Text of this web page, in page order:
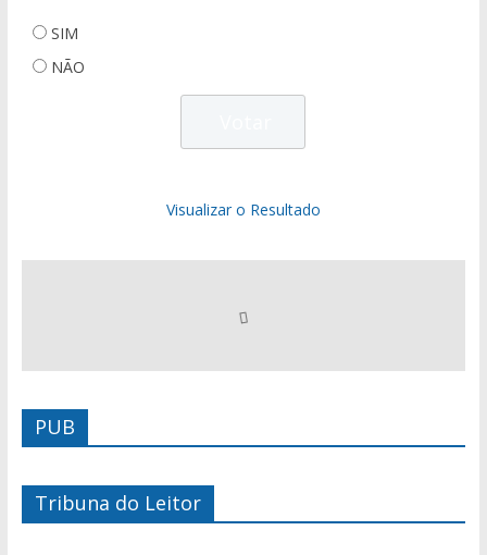
SIM
NÃO
Visualizar o Resultado
PUB
Tribuna do Leitor